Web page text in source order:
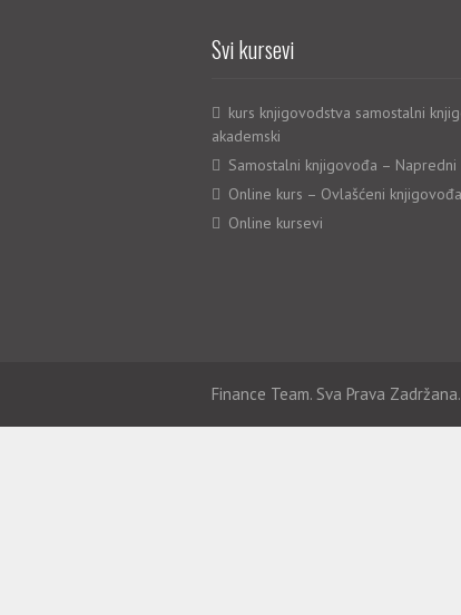
Svi kursevi
kurs knjigovodstva samostalni
akademski
Samostalni knjigovođa – Napredni
Online kurs – Ovlašćeni
Online kursevi
Finance Team. Sva Prava